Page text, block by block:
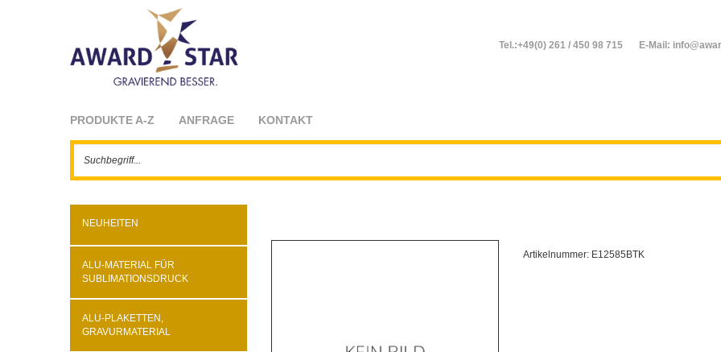
Tel.:+49(0) 261 / 450 98 715 E-Mail:
PRODUKTE A-Z ANFRAGE KONTAKT
NEUHEITEN
ALU-MATERIAL FÜR
SUBLIMATIONSDRUCK
ALU-PLAKETTEN,
GRAVURMATERIAL
Artikelnummer: E12585BTK